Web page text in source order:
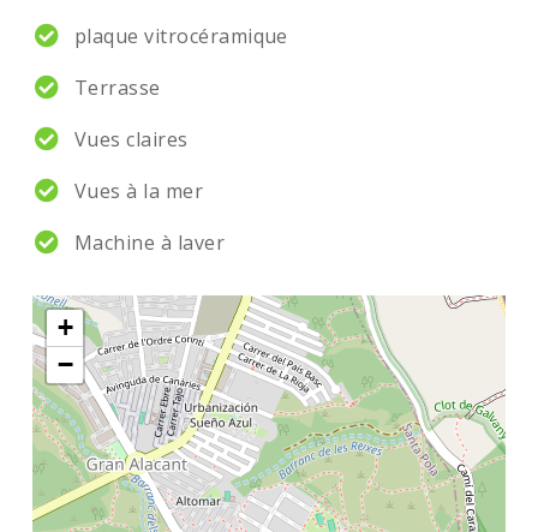
plaque vitrocéramique
Terrasse
Vues claires
Vues à la mer
Machine à laver
+
−